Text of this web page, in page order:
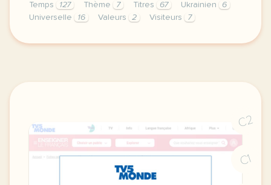
Temps
127 Thème 7 Titres 67 Ukrainien
6
Universelle
16 Valeurs 2 Visiteurs 7
le respect de votre vie privee est une priorite
C2
C1